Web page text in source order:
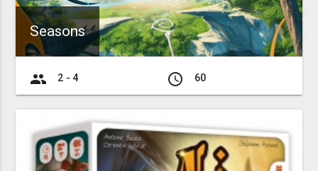
Seasons
group 2 - 4 access_time 60